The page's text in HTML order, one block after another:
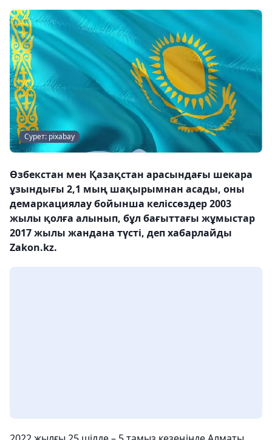
Сурет: pixabay
Өзбекстан мен Қазақстан арасындағы шекара
ұзындығы 2,1 мың шақырымнан асады, оны
демаркациялау бойынша келіссөздер 2003
жылы қолға алынып, бұл бағыттағы жұмыстар
2017 жылы жандана түсті, деп хабарлайды
Zakon.kz.